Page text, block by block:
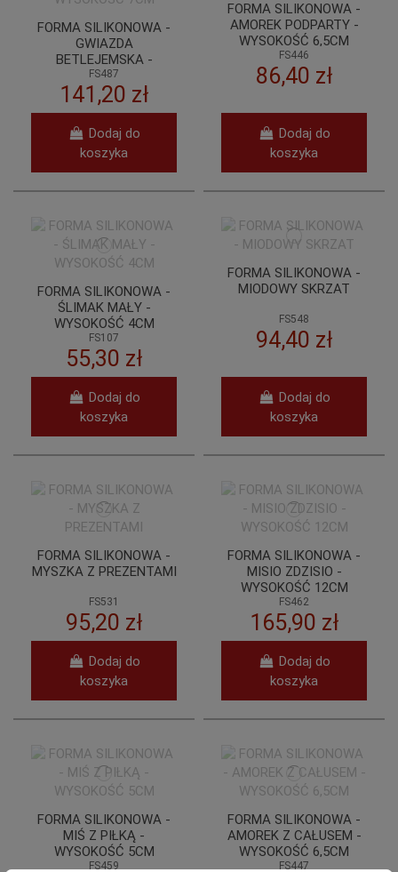
FORMA SILIKONOWA -
GWIAZDA
BETLEJEMSKA -
WYSOKOŚĆ 7CM
FS487
141,20 zł
Dodaj do
koszyka
FORMA SILIKONOWA -
AMOREK PODPARTY -
WYSOKOŚĆ 6,5CM
FS446
86,40 zł
Dodaj do
koszyka
FORMA SILIKONOWA -
ŚLIMAK MAŁY -
WYSOKOŚĆ 4CM
FS107
55,30 zł
Dodaj do
koszyka
FORMA SILIKONOWA -
MIODOWY SKRZAT
FS548
94,40 zł
Dodaj do
koszyka
FORMA SILIKONOWA -
MYSZKA Z PREZENTAMI
FS531
95,20 zł
Dodaj do
koszyka
FORMA SILIKONOWA -
MISIO ZDZISIO -
WYSOKOŚĆ 12CM
FS462
165,90 zł
Dodaj do
koszyka
FORMA SILIKONOWA -
MIŚ Z PIŁKĄ -
WYSOKOŚĆ 5CM
FS459
FORMA SILIKONOWA -
AMOREK Z CAŁUSEM -
WYSOKOŚĆ 6,5CM
FS447